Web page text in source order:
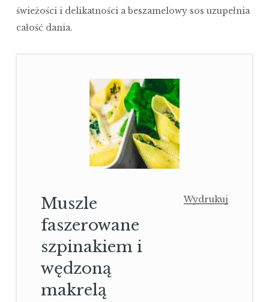
świeżości i delikatności a beszamelowy sos uzupełnia
całość dania.
Wydrukuj
Muszle
faszerowane
szpinakiem i
wędzoną
makrelą